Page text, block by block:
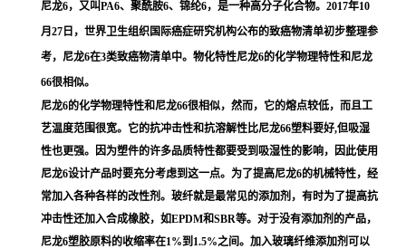
尼龙6，又叫PA6、聚酰胺6、锦纶6，是一种高分子化合物。2017年10
月27日，世界卫生组织国际癌症研究机构公布的致癌物清单初步整理参
考，尼龙6在3类致癌物清单中。物化特性尼龙6的化学物理特性和尼龙
66很相似。
尼龙6的化学物理特性和尼龙66很相似，然而，它的熔点较低，而且工
艺温度范围很宽。它的抗冲击性和抗溶解性比尼龙66塑料要好,但吸湿
性也更强。因为塑件的许多品质特性都要受到吸湿性的影响，因此使用
尼龙6设计产品时要充分考虑到这一点。为了提高尼龙6的机械特性，经
常加入各种各样的改性剂。玻纤就是最常见的添加剂，有时为了提高抗
冲击性还加入合成橡胶，如EPDM和SBR等。对于没有添加剂的产品，
尼龙6塑胶原料的收缩率在1%到1.5%之间。加入玻璃纤维添加剂可以